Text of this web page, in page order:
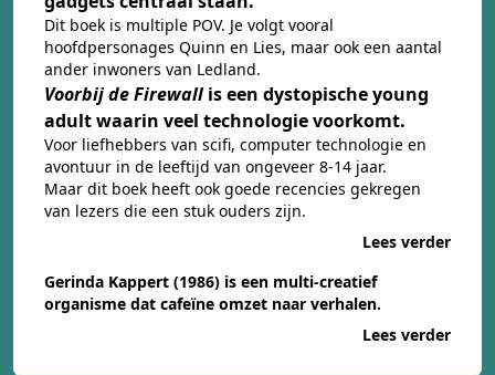
Dit boek is multiple POV. Je volgt vooral
hoofdpersonages Quinn en Lies, maar ook een aantal
ander inwoners van Ledland.
Voorbij de Firewallis een dystopische young
adult waarin veel technologie voorkomt.
Voor liefhebbers van scifi, computer technologie en
avontuur in de leeftijd van ongeveer 8-14 jaar.
Maar dit boek heeft ook goede recencies gekregen
van lezers die een stuk ouders zijn.
Lees verder
Gerinda Kappert (1986) is een multi-creatief
organisme dat cafeïne omzet naar verhalen.
Lees verder